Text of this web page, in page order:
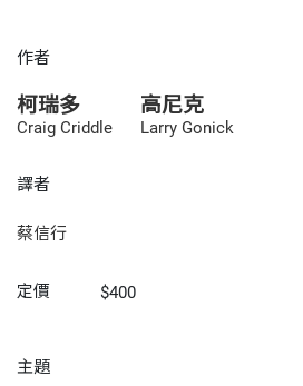
作者
柯瑞多
Craig Criddle
高尼克
Larry Gonick
譯者
蔡信行
定價 $400
主題